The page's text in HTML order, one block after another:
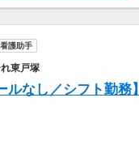
護助手
東戸塚
なし／シフト勤務】